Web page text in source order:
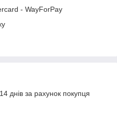
- WayForPay
днів за рахунок покупця